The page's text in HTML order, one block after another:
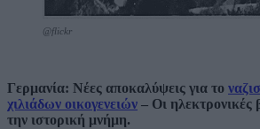
@flickr
Γερμανία: Νέες αποκαλύψεις για το
χιλιάδων οικογενειών – Οι ηλεκτρονικές
την ιστορική μνήμη.